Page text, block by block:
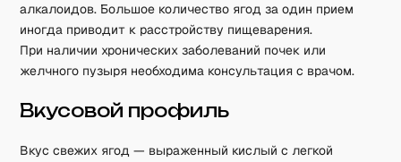
алкалоидов. Большое количество ягод за один прием
иногда приводит к расстройству пищеварения.
При наличии хронических заболеваний почек или
желчного пузыря необходима консультация с врачом.
Вкусовой профиль
Вкус свежих ягод — выраженный кислый с легкой